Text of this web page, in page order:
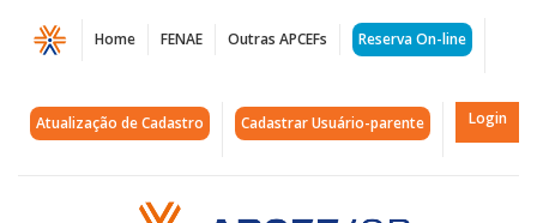
Página
col_campos008
Home FENAE Outras APCEFs Reserva On-line
Atualização de Cadastro Cadastrar Usuário-parente Login
Acessar